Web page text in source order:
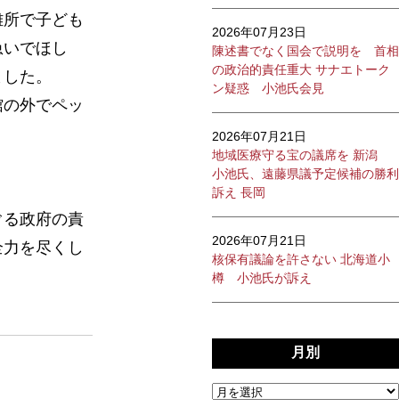
で子ども
でほし
た。
外でペッ
政府の責
を尽くし
2026年07月23日
陳述書でなく国会で説明を 首相
の政治的責任重大 サナエトーク
ン疑惑 小池氏会見
2026年07月21日
地域医療守る宝の議席を 新潟
小池氏、遠藤県議予定候補の勝利
訴え 長岡
2026年07月21日
核保有議論を許さない 北海道小
樽 小池氏が訴え
月別